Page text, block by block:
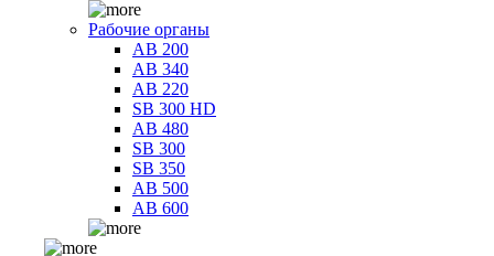
Рабочие органы
AB 200
AB 340
AB 220
SB 300 HD
AB 480
SB 300
SB 350
AB 500
AB 600